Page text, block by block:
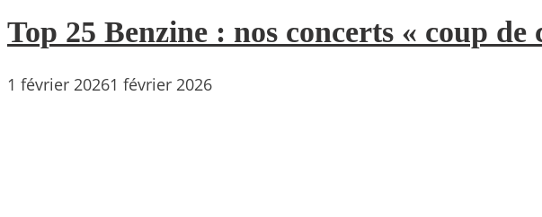
Top 25 Benzine : nos concerts « coup
1 février 20261 février 2026